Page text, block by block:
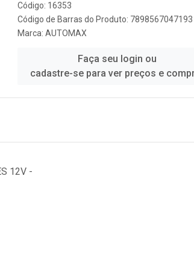
Código: 16353
Código de Barras do Produto: 7898567047193
Marca: AUTOMAX
Faça seu login ou
cadastre-se para ver preços e
12V -